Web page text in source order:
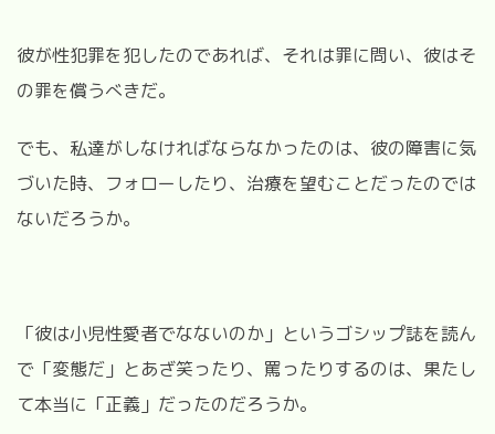
彼が性犯罪を犯したのであれば、それは罪に問い、彼はそ
の罪を償うべきだ。
でも、私達がしなければならなかったのは、彼の障害に気
づいた時、フォローしたり、治療を望むことだったのでは
ないだろうか。
「彼は小児性愛者でなないのか」というゴシップ誌を読ん
で「変態だ」とあざ笑ったり、罵ったりするのは、果たし
て本当に「正義」だったのだろうか。